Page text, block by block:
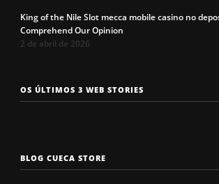
King of the Nile Slot mecca mobile casino no
Comprehend Our Opinion
2 de abril de 2026
OS ÚLTIMOS 3 WEB STORIES
Os 7 tipos de
rosto
Cueca com
enchimento
BLOG CUECA STORE